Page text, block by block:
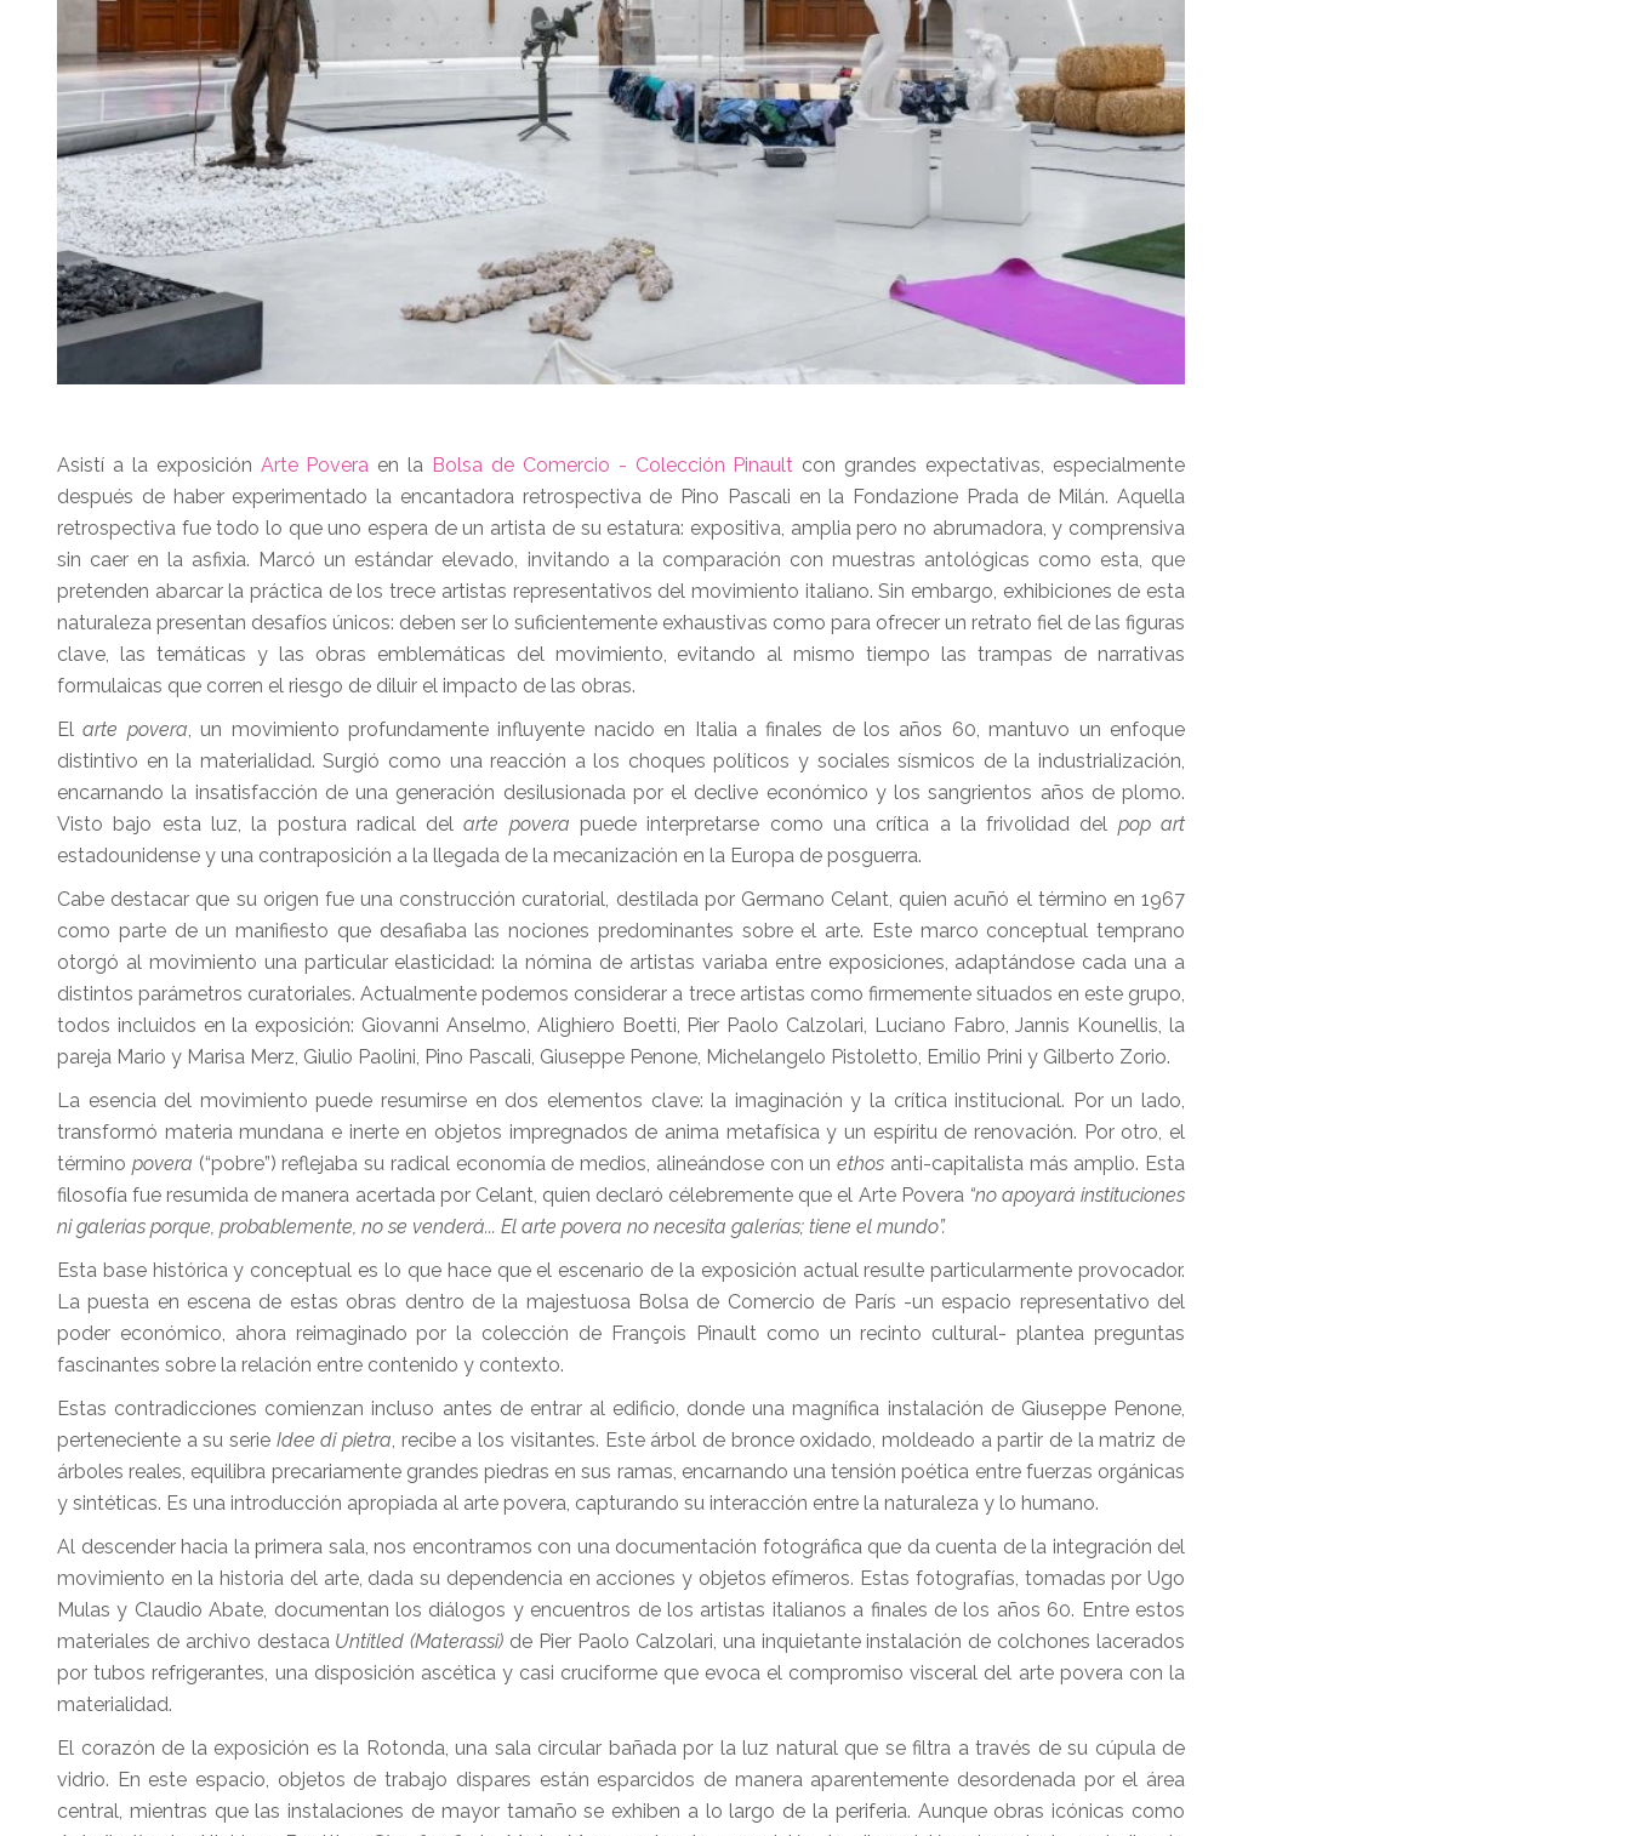
Asistí a la exposición Arte Povera en la Bolsa de Comercio - Colección Pinault con grandes expectativas, especialmente
después de haber experimentado la encantadora retrospectiva de Pino Pascali en la Fondazione Prada de Milán. Aquella
retrospectiva fue todo lo que uno espera de un artista de su estatura: expositiva, amplia pero no abrumadora, y comprensiva
sin caer en la asfixia. Marcó un estándar elevado, invitando a la comparación con muestras antológicas como esta, que
pretenden abarcar la práctica de los trece artistas representativos del movimiento italiano. Sin embargo, exhibiciones de esta
naturaleza presentan desafíos únicos: deben ser lo suficientemente exhaustivas como para ofrecer un retrato fiel de las figuras
clave, las temáticas y las obras emblemáticas del movimiento, evitando al mismo tiempo las trampas de narrativas
formulaicas que corren el riesgo de diluir el impacto de las obras.
Elarte povera, un movimiento profundamente influyente nacido en Italia a finales de los años 60, mantuvo un enfoque
distintivo en la materialidad. Surgió como una reacción a los choques políticos y sociales sísmicos de la industrialización,
encarnando la insatisfacción de una generación desilusionada por el declive económico y los sangrientos años de plomo.
Visto bajo esta luz, la postura radical delarte povera puede interpretarse como una crítica a la frivolidad del pop art
estadounidense y una contraposición a la llegada de la mecanización en la Europa de posguerra.
Cabe destacar que su origen fue una construcción curatorial, destilada por Germano Celant, quien acuñó el término en 1967
como parte de un manifiesto que desafiaba las nociones predominantes sobre el arte. Este marco conceptual temprano
otorgó al movimiento una particular elasticidad: la nómina de artistas variaba entre exposiciones, adaptándose cada una a
distintos parámetros curatoriales. Actualmente podemos considerar a trece artistas como firmemente situados en este grupo,
todos incluidos en la exposición: Giovanni Anselmo, Alighiero Boetti, Pier Paolo Calzolari, Luciano Fabro, Jannis Kounellis, la
pareja Mario y Marisa Merz, Giulio Paolini, Pino Pascali, Giuseppe Penone, Michelangelo Pistoletto, Emilio Prini y Gilberto Zorio.
La esencia del movimiento puede resumirse en dos elementos clave: la imaginación y la crítica institucional. Por un lado,
transformó materia mundana e inerte en objetos impregnados de anima metafísica y un espíritu de renovación. Por otro, el
término povera (“pobre”) reflejaba su radical economía de medios, alineándose con un ethos anti-capitalista más amplio. Esta
filosofía fue resumida de manera acertada por Celant, quien declaró célebremente que el Arte Povera “no apoyará instituciones
ni galerías porque, probablemente, no se venderá... El arte povera no necesita galerías; tiene el mundo”.
Esta base histórica y conceptual es lo que hace que el escenario de la exposición actual resulte particularmente provocador.
La puesta en escena de estas obras dentro de la majestuosa Bolsa de Comercio de París -un espacio representativo del
poder económico, ahora reimaginado por la colección de François Pinault como un recinto cultural- plantea preguntas
fascinantes sobre la relación entre contenido y contexto.
Estas contradicciones comienzan incluso antes de entrar al edificio, donde una magnífica instalación de Giuseppe Penone,
perteneciente a su serie Idee di pietra, recibe a los visitantes. Este árbol de bronce oxidado, moldeado a partir de la matriz de
árboles reales, equilibra precariamente grandes piedras en sus ramas, encarnando una tensión poética entre fuerzas orgánicas
y sintéticas. Es una introducción apropiada al arte povera, capturando su interacción entre la naturaleza y lo humano.
Al descender hacia la primera sala, nos encontramos con una documentación fotográfica que da cuenta de la integración del
movimiento en la historia del arte, dada su dependencia en acciones y objetos efímeros. Estas fotografías, tomadas por Ugo
Mulas y Claudio Abate, documentan los diálogos y encuentros de los artistas italianos a finales de los años 60. Entre estos
materiales de archivo destaca Untitled (Materassi) de Pier Paolo Calzolari, una inquietante instalación de colchones lacerados
por tubos refrigerantes, una disposición ascética y casi cruciforme que evoca el compromiso visceral del arte povera con la
materialidad.
El corazón de la exposición es la Rotonda, una sala circular bañada por la luz natural que se filtra a través de su cúpula de
vidrio. En este espacio, objetos de trabajo dispares están esparcidos de manera aparentemente desordenada por el área
central, mientras que las instalaciones de mayor tamaño se exhiben a lo largo de la periferia. Aunque obras icónicas como